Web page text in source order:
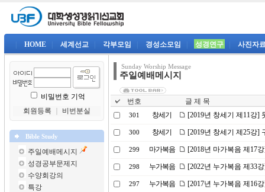
HOME 세계선교 각부모임 경성소모임 성경연구 사진자
비밀번호 기억
회원등록
비번분실
Bible Study
주일예배메시지
성경공부문제지
수양회강의
특강
Sunday Worship Message
주일예배메시지
번호 글 제 목
301 창세기 [2019년 창세기 제11강]
300 창세기 [2019년 창세기 제25강]
299 마가복음 [2018년 마가복음 제17
298 누가복음 [2022년 누가복음 제33
297 누가복음 [2017년 누가복음 제16